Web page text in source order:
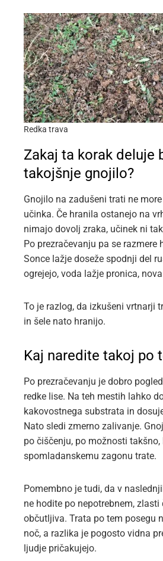
Redka trava
Zakaj ta korak deluje
takojšnje gnojilo?
Gnojilo na zadušeni trati ne
učinka. Če hranila ostanejo na
nimajo dovolj zraka, učinek ni
Po prezračevanju pa se razmere
Sonce lažje doseže spodnji del
ogrejejo, voda lažje pronica,
To je razlog, da izkušeni vrtnarji
in šele nato hranijo.
Kaj naredite takoj po
Po prezračevanju je dobro
redke lise. Na teh mestih lahko
kakovostnega substrata in
Nato sledi zmerno zalivanje.
po čiščenju, po možnosti
spomladanskemu zagonu trate.
Pomembno je tudi, da v
ne hodite po nepotrebnem, zlasti
občutljiva. Trata po tem posegu
noč, a razlika je pogosto vidna
ljudje pričakujejo.